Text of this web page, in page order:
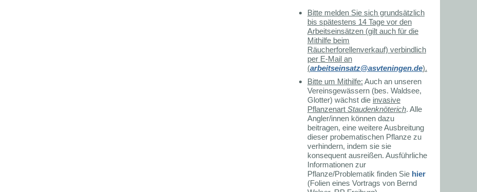
Bitte melden Sie sich grundsätzlich
bis spätestens 14 Tage vor den
Arbeitseinsätzen (gilt auch für die
Mithilfe beim
Räucherforellenverkauf) verbindlich
per E-Mail an
(arbeitseinsatz@asvteningen.de).
Bitte um Mithilfe: Auch an unseren
Vereinsgewässern (bes. Waldsee,
Glotter) wächst die invasive
Pflanzenart Staudenknöterich. Alle
Angler/innen können dazu
beitragen, eine weitere Ausbreitung
dieser probematischen Pflanze zu
verhindern, indem sie sie
konsequent ausreißen. Ausführliche
Informationen zur
Pflanze/Problematik finden Sie hier
(Folien eines Vortrags von Bernd